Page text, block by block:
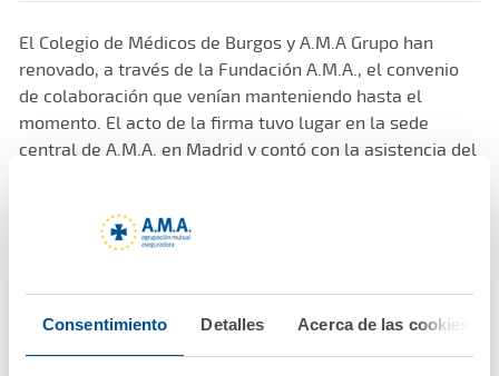
Consentimiento Detalles Acerca de las cookies
El Colegio de Médicos de Burgos y A.M.A Grupo han
renovado, a través de la Fundación A.M.A., el convenio
de colaboración que venían manteniendo hasta el
momento. El acto de la firma tuvo lugar en la sede
central de A.M.A. en Madrid y contó con la asistencia del
estuvo representado por su presidente, el Dr. Diego
Murillo. Con esta renovación los médicos de Burgos
Mutua y ratifica así la confianza depositada en A.M.A.
Grupo con el que tiene contratado diversos tipos de